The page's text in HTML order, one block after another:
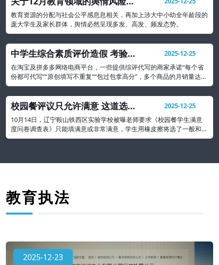
判及处置建议
教育资源的分配与社会公平感息息相关，再加上涉大中小幼全年龄段的
庞大学生及家长群体，舆情必然呈现多发、高发、频发态势。
中学生综合素质评价造假 考验社
会诚信与契约精神
2025-12-25
在淘宝及拼多多网络电商平台，一些提供综评代写的商家承诺“每个省
份都可代写”“原创填写不重复”“包过包拿高分”，多个商品的月销量达
500多份，形成一种产业
校园餐评议只允许满意 这道选择
题吃相太难看
2025-12-25
10月14日，辽宁鞍山铁西区实验学校被曝老师要求《校园餐学生满意
度问卷调查表》只能填满意或非常满意，学生用橡皮擦将选了一般和不
满意的都擦掉。
教育执法
2025-12-23